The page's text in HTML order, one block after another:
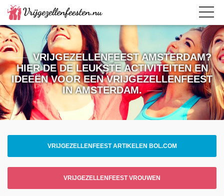
VRIJGEZELLENFEEST AMSTERDAM?
HIER DE DE LEUKSTE ACTIVITEITEN EN
IDEEËN VOOR EEN VRIJGEZELLENFEEST
IN AMSTERDAM.
VRIJGEZELLENFEEST ARTIKELEN BOL.COM
VRIJGEZELLENFEEST VROUWEN